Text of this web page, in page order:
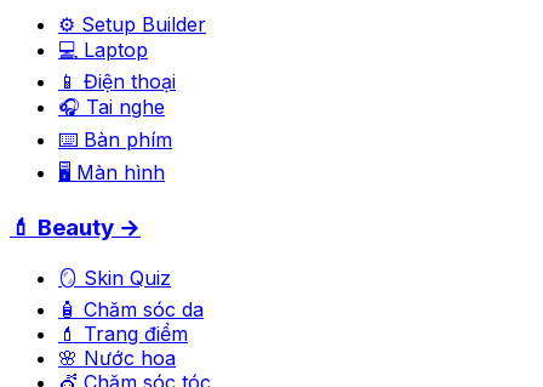
⚙️ Setup Builder
💻 Laptop
📱 Điện thoại
🎧 Tai nghe
⌨️ Bàn phím
🖥️ Màn hình
💄 Beauty →
🪞 Skin Quiz
🧴 Chăm sóc da
💄 Trang điểm
🌸 Nước hoa